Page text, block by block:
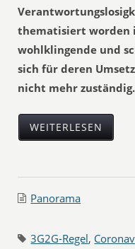
thematisiert worden
wohlklingende und
sich für deren
nicht mehr zuständig.
WEITERLESEN
Panorama
3G2G-Regel,